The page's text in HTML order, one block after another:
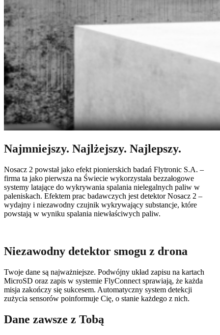
Najmniejszy. Najlżejszy. Najlepszy.
Nosacz 2 powstał jako efekt pionierskich badań Flytronic S.A. –
firma ta jako pierwsza na Świecie wykorzystała bezzałogowe
systemy latające do wykrywania spalania nielegalnych paliw w
paleniskach. Efektem prac badawczych jest detektor Nosacz 2 –
wydajny i niezawodny czujnik wykrywający substancje, które
powstają w wyniku spalania niewłaściwych paliw.
Niezawodny detektor smogu z drona
Twoje dane są najważniejsze. Podwójny układ zapisu na kartach
MicroSD oraz zapis w systemie FlyConnect sprawiają, że każda
misja zakończy się sukcesem. Automatyczny system detekcji
zużycia sensorów poinformuje Cię, o stanie każdego z nich.
Dane zawsze z Tobą